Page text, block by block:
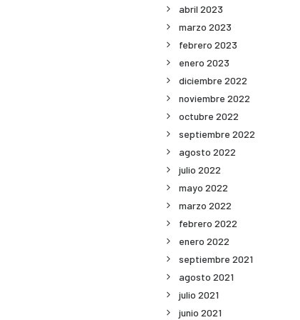
abril 2023
marzo 2023
febrero 2023
enero 2023
diciembre 2022
noviembre 2022
octubre 2022
septiembre 2022
agosto 2022
julio 2022
mayo 2022
marzo 2022
febrero 2022
enero 2022
septiembre 2021
agosto 2021
julio 2021
junio 2021